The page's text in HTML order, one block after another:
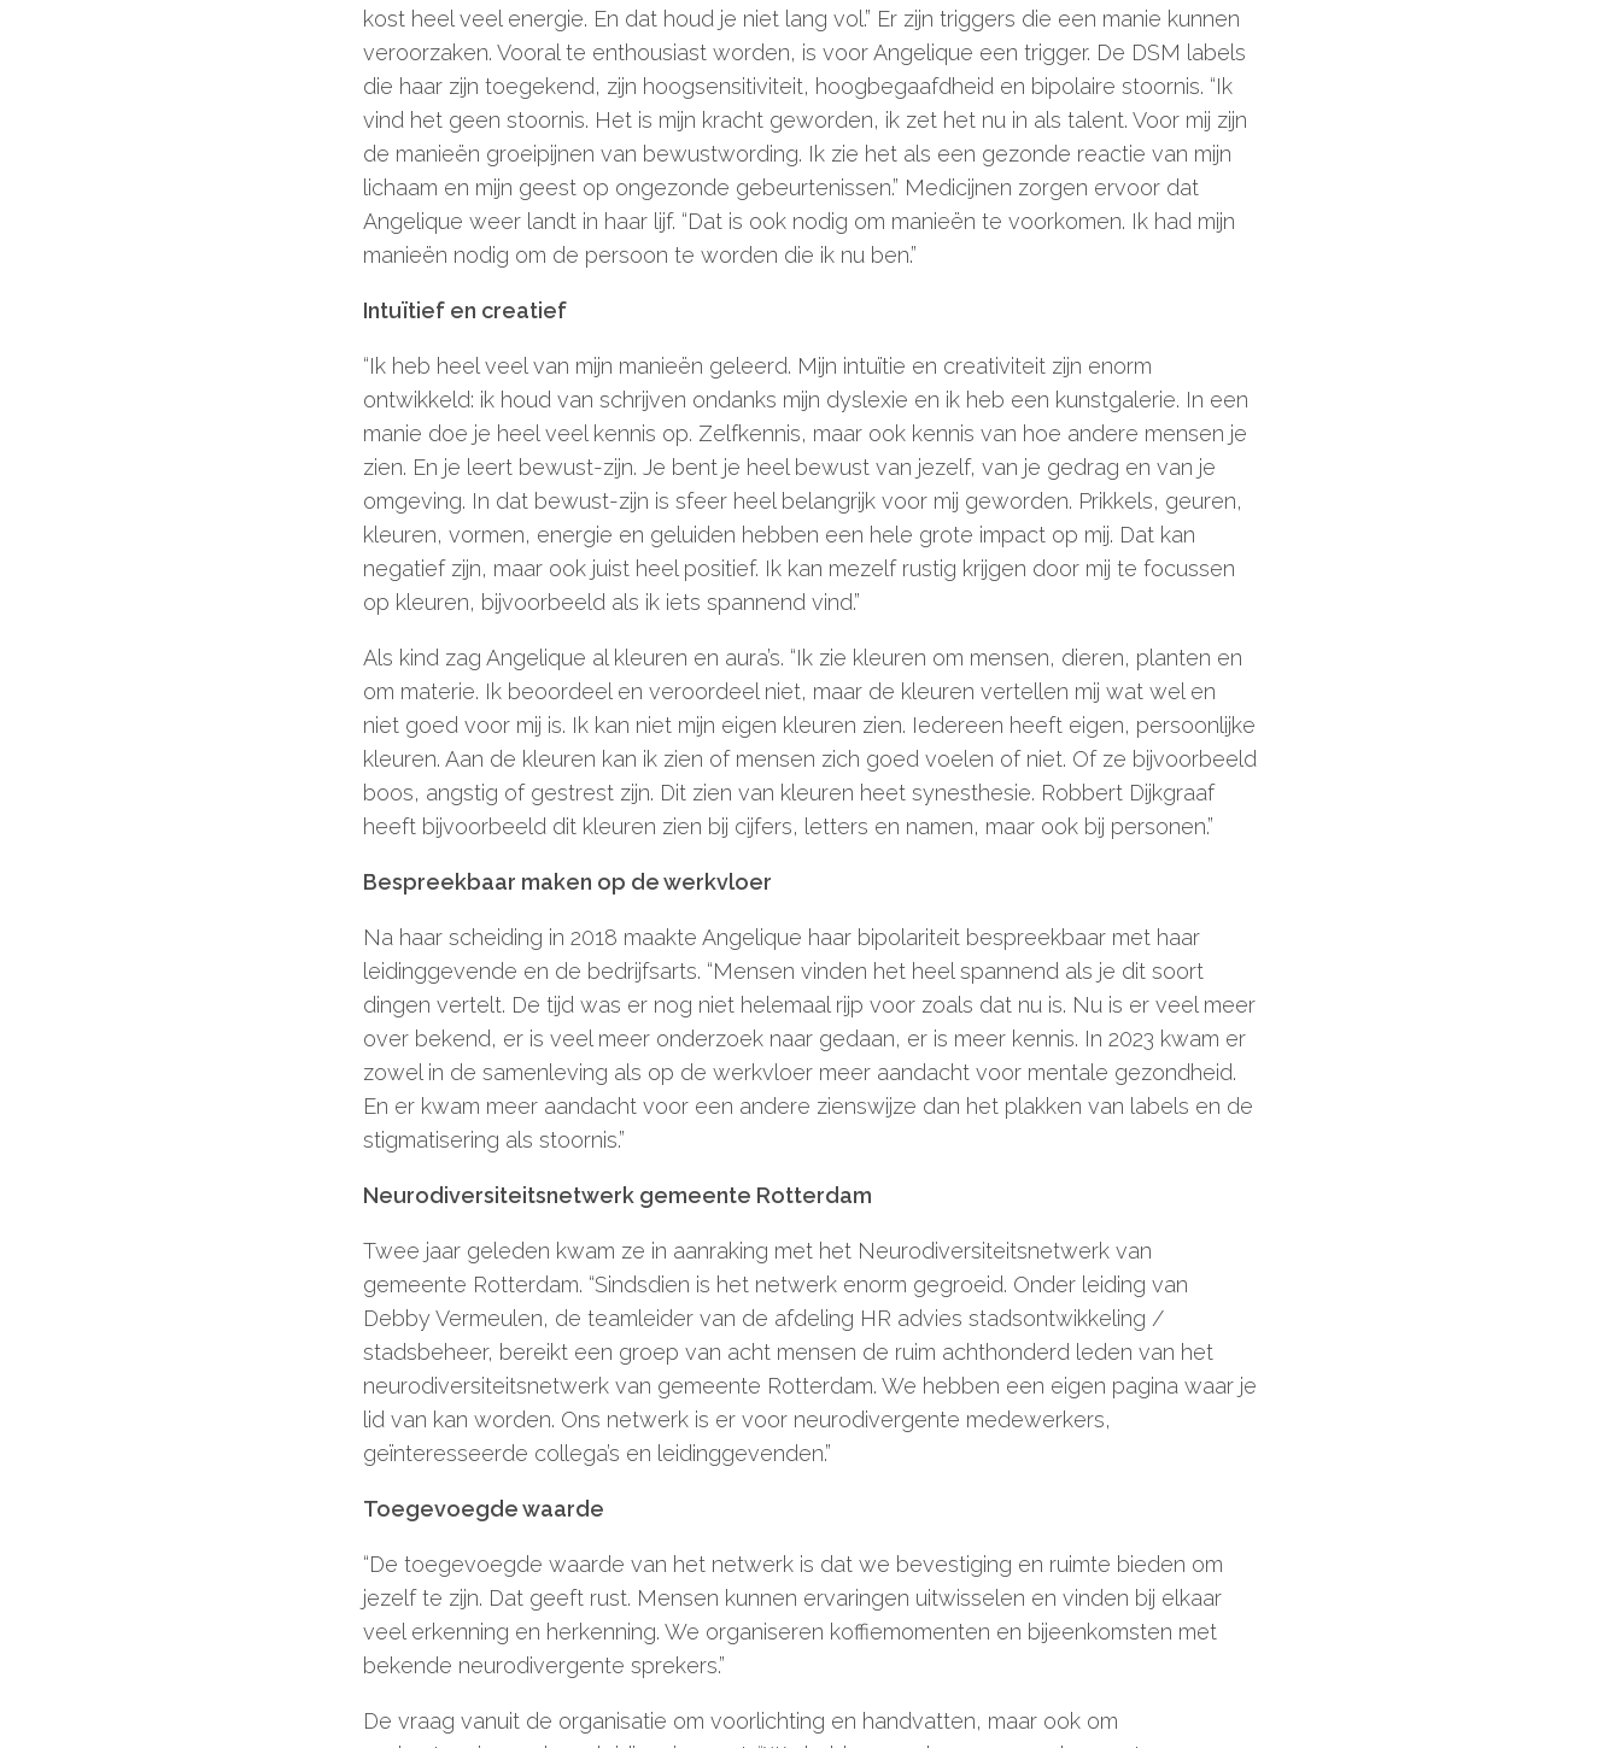
kost heel veel energie. En dat houd je niet lang vol.” Er zijn triggers die een manie kunnen
veroorzaken. Vooral te enthousiast worden, is voor Angelique een trigger. De DSM labels
die haar zijn toegekend, zijn hoogsensitiviteit, hoogbegaafdheid en bipolaire stoornis. “Ik
vind het geen stoornis. Het is mijn kracht geworden, ik zet het nu in als talent. Voor mij zijn
de manieën groeipijnen van bewustwording. Ik zie het als een gezonde reactie van mijn
lichaam en mijn geest op ongezonde gebeurtenissen.” Medicijnen zorgen ervoor dat
Angelique weer landt in haar lijf. “Dat is ook nodig om manieën te voorkomen. Ik had mijn
manieën nodig om de persoon te worden die ik nu ben.”
Intuïtief en creatief
“Ik heb heel veel van mijn manieën geleerd. Mijn intuïtie en creativiteit zijn enorm
ontwikkeld: ik houd van schrijven ondanks mijn dyslexie en ik heb een kunstgalerie. In een
manie doe je heel veel kennis op. Zelfkennis, maar ook kennis van hoe andere mensen je
zien. En je leert bewust-zijn. Je bent je heel bewust van jezelf, van je gedrag en van je
omgeving. In dat bewust-zijn is sfeer heel belangrijk voor mij geworden. Prikkels, geuren,
kleuren, vormen, energie en geluiden hebben een hele grote impact op mij. Dat kan
negatief zijn, maar ook juist heel positief. Ik kan mezelf rustig krijgen door mij te focussen
op kleuren, bijvoorbeeld als ik iets spannend vind.”
Als kind zag Angelique al kleuren en aura’s. “Ik zie kleuren om mensen, dieren, planten en
om materie. Ik beoordeel en veroordeel niet, maar de kleuren vertellen mij wat wel en
niet goed voor mij is. Ik kan niet mijn eigen kleuren zien. Iedereen heeft eigen, persoonlijke
kleuren. Aan de kleuren kan ik zien of mensen zich goed voelen of niet. Of ze bijvoorbeeld
boos, angstig of gestrest zijn. Dit zien van kleuren heet synesthesie. Robbert Dijkgraaf
heeft bijvoorbeeld dit kleuren zien bij cijfers, letters en namen, maar ook bij personen.”
Bespreekbaar maken op de werkvloer
Na haar scheiding in 2018 maakte Angelique haar bipolariteit bespreekbaar met haar
leidinggevende en de bedrijfsarts. “Mensen vinden het heel spannend als je dit soort
dingen vertelt. De tijd was er nog niet helemaal rijp voor zoals dat nu is. Nu is er veel meer
over bekend, er is veel meer onderzoek naar gedaan, er is meer kennis. In 2023 kwam er
zowel in de samenleving als op de werkvloer meer aandacht voor mentale gezondheid.
En er kwam meer aandacht voor een andere zienswijze dan het plakken van labels en de
stigmatisering als stoornis.”
Neurodiversiteitsnetwerk gemeente Rotterdam
Twee jaar geleden kwam ze in aanraking met het Neurodiversiteitsnetwerk van
gemeente Rotterdam. “Sindsdien is het netwerk enorm gegroeid. Onder leiding van
Debby Vermeulen, de teamleider van de afdeling HR advies stadsontwikkeling /
stadsbeheer, bereikt een groep van acht mensen de ruim achthonderd leden van het
neurodiversiteitsnetwerk van gemeente Rotterdam. We hebben een eigen pagina waar je
lid van kan worden. Ons netwerk is er voor neurodivergente medewerkers,
geïnteresseerde collega’s en leidinggevenden.”
Toegevoegde waarde
“De toegevoegde waarde van het netwerk is dat we bevestiging en ruimte bieden om
jezelf te zijn. Dat geeft rust. Mensen kunnen ervaringen uitwisselen en vinden bij elkaar
veel erkenning en herkenning. We organiseren koffiemomenten en bijeenkomsten met
bekende neurodivergente sprekers.”
De vraag vanuit de organisatie om voorlichting en handvatten, maar ook om